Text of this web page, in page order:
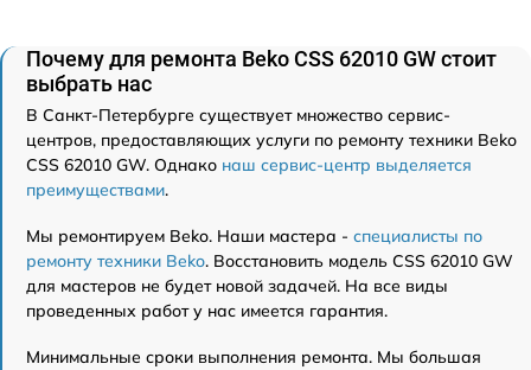
Почему для ремонта Beko CSS 62010 GW стоит
выбрать нас
В Санкт-Петербурге существует множество сервис-
центров, предоставляющих услуги по ремонту техники Beko
CSS 62010 GW. Однако наш сервис-центр выделяется
преимуществами.
Мы ремонтируем Beko. Наши мастера - специалисты по
ремонту техники Beko. Восстановить модель CSS 62010 GW
для мастеров не будет новой задачей. На все виды
проведенных работ у нас имеется гарантия.
Минимальные сроки выполнения ремонта. Мы большая